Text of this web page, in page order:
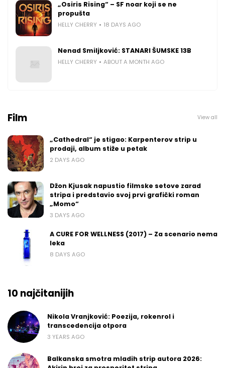
„Osiris Rising“ – SF noar koji se ne
propušta
HELLY CHERRY 18 DAYS AGO
Nenad Smiljković: STANARI ŠUMSKE 13B
HELLY CHERRY ABOUT A MONTH AGO
Film View all
„Cathedral“ je stigao: Karpenterov strip u
prodaji, album stiže u petak
2 DAYS AGO
Džon Kjusak napustio filmske setove zarad
stripa i predstavio svoj prvi grafički roman
„Momo“
3 DAYS AGO
A CURE FOR WELLNESS (2017) – Za scenario nema
leka
8 DAYS AGO
10 najčitanijih
Nikola Vranjković: Poezija, rokenrol i
transcedencija otpora
3 YEARS AGO
Balkanska smotra mladih strip autora 2026: